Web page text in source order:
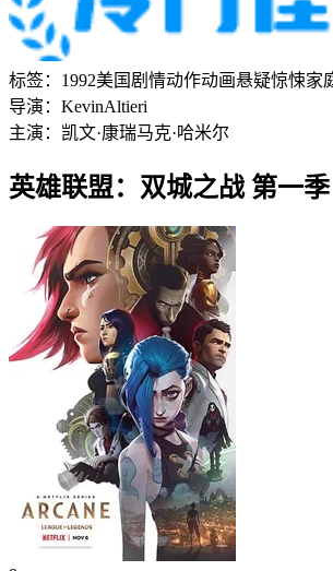
标签： 1992美国 剧情动作动画悬疑惊悚家
导演： KevinAltieri
主演： 凯文·康瑞马克·哈米尔
英雄联盟：双城之战 第一季